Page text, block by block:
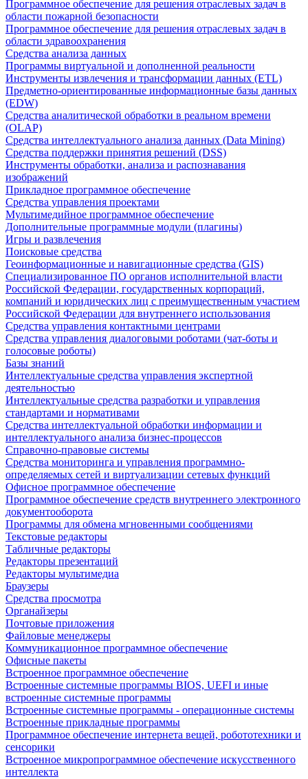
Программное обеспечение для решения отраслевых задач в
области пожарной безопасности
Программное обеспечение для решения отраслевых задач в
области здравоохранения
Средства анализа данных
Программы виртуальной и дополненной реальности
Инструменты извлечения и трансформации данных (ETL)
Предметно-ориентированные информационные базы данных
(EDW)
Средства аналитической обработки в реальном времени
(OLAP)
Средства интеллектуального анализа данных (Data Mining)
Средства поддержки принятия решений (DSS)
Инструменты обработки, анализа и распознавания
изображений
Прикладное программное обеспечение
Средства управления проектами
Мультимедийное программное обеспечение
Дополнительные программные модули (плагины)
Игры и развлечения
Поисковые средства
Геоинформационные и навигационные средства (GIS)
Специализированное ПО органов исполнительной власти
Российской Федерации, государственных корпораций,
компаний и юридических лиц с преимущественным участием
Российской Федерации для внутреннего использования
Средства управления контактными центрами
Средства управления диалоговыми роботами (чат-боты и
голосовые роботы)
Базы знаний
Интеллектуальные средства управления экспертной
деятельностью
Интеллектуальные средства разработки и управления
стандартами и нормативами
Средства интеллектуальной обработки информации и
интеллектуального анализа бизнес-процессов
Справочно-правовые системы
Средства мониторинга и управления программно-
определяемых сетей и виртуализации сетевых функций
Офисное программное обеспечение
Программное обеспечение средств внутреннего электронного
документооборота
Программы для обмена мгновенными сообщениями
Текстовые редакторы
Табличные редакторы
Редакторы презентаций
Редакторы мультимедиа
Браузеры
Средства просмотра
Органайзеры
Почтовые приложения
Файловые менеджеры
Коммуникационное программное обеспечение
Офисные пакеты
Встроенное программное обеспечение
Встроенные системные программы BIOS, UEFI и иные
встроенные системные программы
Встроенные системные программы - операционные системы
Встроенные прикладные программы
Программное обеспечение интернета вещей, робототехники и
сенсорики
Встроенное микропрограммное обеспечение искусственного
интеллекта